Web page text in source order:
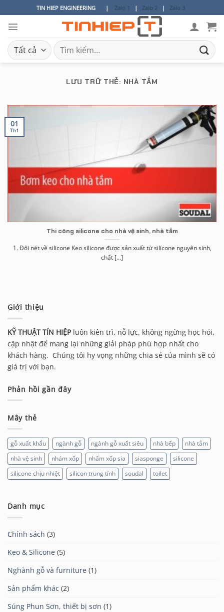
qua
nội
dung
TIN HIEP ENGINEERING | Zalo 1 | Zalo 2| Zalo 3
Tìm
kiếm:
LƯU TRỮ THẺ: NHÀ TẮM
Thi công silicone cho nhà vệ sinh, nhà tắm
1. Đôi nét về silicone Keo silicone được sản xuất từ silicone nguyên sinh,
chất [...]
01
Th1
Giới thiệu
KỸ THUẬT TÍN HIỆPluôn kiên trì, nỗ lực, không ngừng học hỏi,
cập nhật để mang lại những giải pháp phù hợp nhất cho
khách hàng. Chúng tôi hy vọng những chia sẻ của mình sẽ có
giá trị với bạn.
Phản hồi gần đây
Mây thẻ
gỗ xuất khẩu ngành gỗ ngành gỗ xuất siêu nhà bếp
nhà tắm
nhà vệ sinh
nhám xốp nhấm xốp sia siasponge
silicone
silicone chịu nhiệt
silicon trung tính soudal toilet
Danh mục
Chính sách (3)
Keo & Silicone (5)
Nghành gỗ và furniture (1)
Sản phẩm khác (2)
Súng Phun Sơn, thiết bị sơn (1)